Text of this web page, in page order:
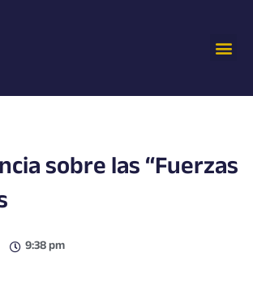
sobre las “Fuerzas
9:38 pm